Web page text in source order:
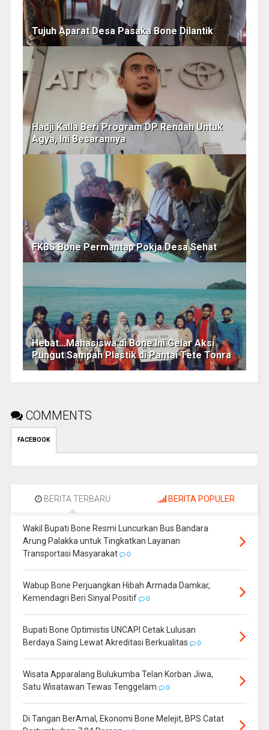
Tujuh Aparat Desa Pasaka Bone Dilantik
Hadji Kalla Beri Program DP Rendah Untuk
Agya, Ini Besarannya
FKBS Bone Permantap Pokja Desa Sehat
Hebat...Mahasiswa di Bone Ini Gelar Aksi
Pungut Sampah Plastik di Pantai Tete Tonra
COMMENTS
FACEBOOK
BERITA TERBARU BERITA POPULER
Wakil Bupati Bone Resmi Luncurkan Bus Bandara
Arung Palakka untuk Tingkatkan Layanan
Transportasi Masyarakat
0
Wabup Bone Perjuangkan Hibah Armada Damkar,
Kemendagri Beri Sinyal Positif
0
Bupati Bone Optimistis UNCAPI Cetak Lulusan
Berdaya Saing Lewat Akreditasi Berkualitas
0
Wisata Apparalang Bulukumba Telan Korban Jiwa,
Satu Wisatawan Tewas Tenggelam
0
Di Tangan BerAmal, Ekonomi Bone Melejit, BPS Catat